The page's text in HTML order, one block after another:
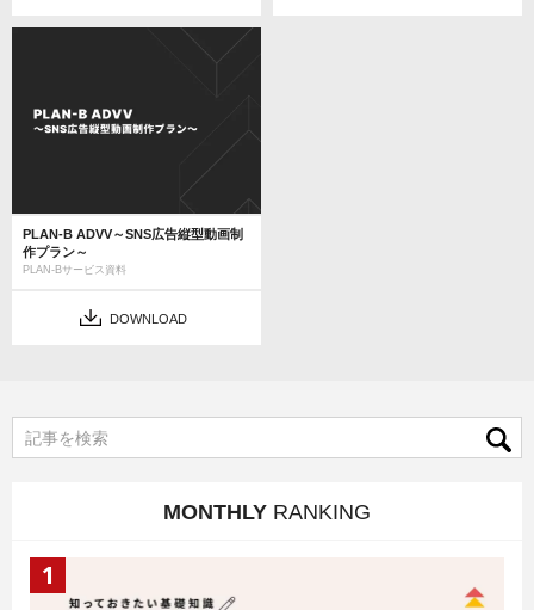
PLAN-B ADVV～SNS広告縦型動画制
作プラン～
PLAN-Bサービス資料
DOWNLOAD
MONTHLY RANKING